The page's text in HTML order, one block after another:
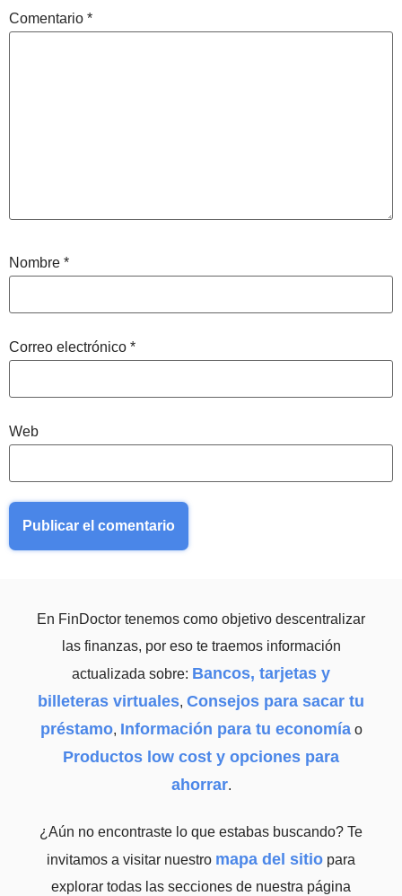
Comentario *
Nombre *
Correo electrónico *
Web
En FinDoctor tenemos como objetivo descentralizar
las finanzas, por eso te traemos información
actualizada sobre: Bancos, tarjetas y
billeteras virtuales, Consejos para sacar tu
préstamo, Información para tu economíao
Productos low cost y opciones para
ahorrar.
¿Aún no encontraste lo que estabas buscando? Te
invitamos a visitar nuestro mapa del sitio para
explorar todas las secciones de nuestra página